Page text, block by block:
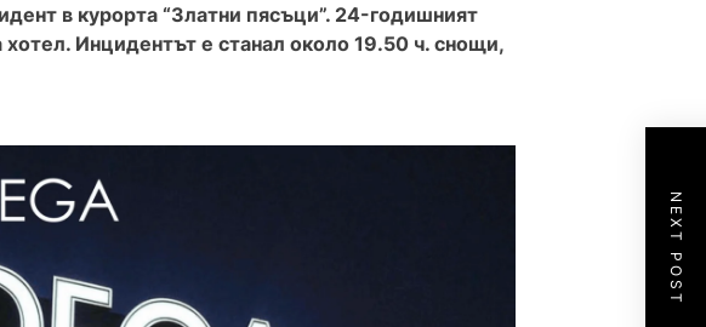
в курорта “Златни пясъци”. 24-годишният
Инцидентът е станал около 19.50 ч. снощи,
NEXT POST